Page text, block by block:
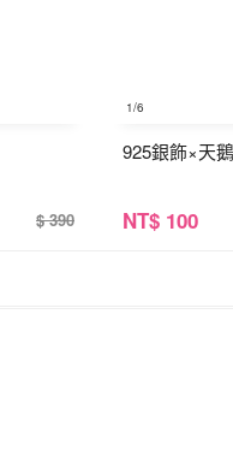
$ 390
1/6
925銀飾×天
NT$ 100